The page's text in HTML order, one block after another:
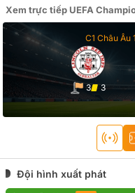
(07-07-2026)
Xem trực tiếp UEFA
C1 Châu Âu
3 3
Đội hình xuất phát